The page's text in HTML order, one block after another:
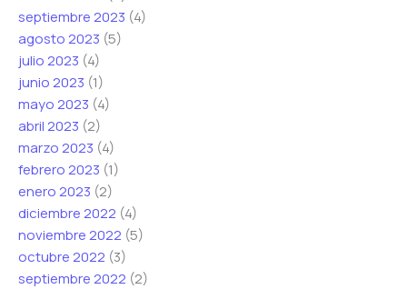
septiembre 2023 (4)
agosto 2023 (5)
julio 2023 (4)
junio 2023 (1)
mayo 2023 (4)
abril 2023 (2)
marzo 2023 (4)
febrero 2023 (1)
enero 2023 (2)
diciembre 2022 (4)
noviembre 2022 (5)
octubre 2022 (3)
septiembre 2022 (2)